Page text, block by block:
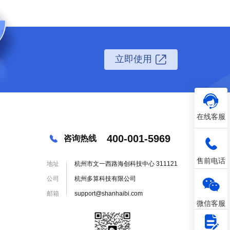
在线客服
售前电话
微信客服
立即使用
咨询热线 400-001-5969
地址
公司
邮箱
杭州市文一西路海创科技中心 311121
杭州多算科技有限公司
support@shanhaibi.com